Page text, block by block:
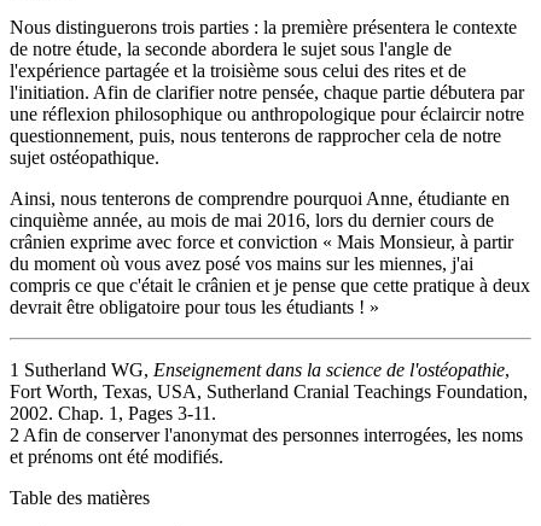
Nous distinguerons trois parties : la première présentera le contexte
de notre étude, la seconde abordera le sujet sous l'angle de
l'expérience partagée et la troisième sous celui des rites et de
l'initiation. Afin de clarifier notre pensée, chaque partie débutera par
une réflexion philosophique ou anthropologique pour éclaircir notre
questionnement, puis, nous tenterons de rapprocher cela de notre
sujet ostéopathique.
Ainsi, nous tenterons de comprendre pourquoi Anne, étudiante en
cinquième année, au mois de mai 2016, lors du dernier cours de
crânien exprime avec force et conviction « Mais Monsieur, à partir
du moment où vous avez posé vos mains sur les miennes, j'ai
compris ce que c'était le crânien et je pense que cette pratique à deux
devrait être obligatoire pour tous les étudiants ! »
1 Sutherland WG, Enseignement dans la science de l'ostéopathie,
Fort Worth, Texas, USA, Sutherland Cranial Teachings Foundation,
2002. Chap. 1, Pages 3-11.
2 Afin de conserver l'anonymat des personnes interrogées, les noms
et prénoms ont été modifiés.
Table des matières